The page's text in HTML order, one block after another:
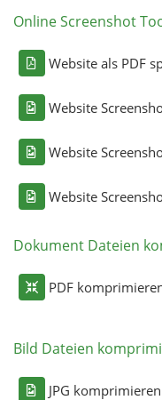
Online Screenshot
Website als PDF
Website
Website
Website
Dokument Dateien
PDF
Bild Dateien
JPG komprimieren